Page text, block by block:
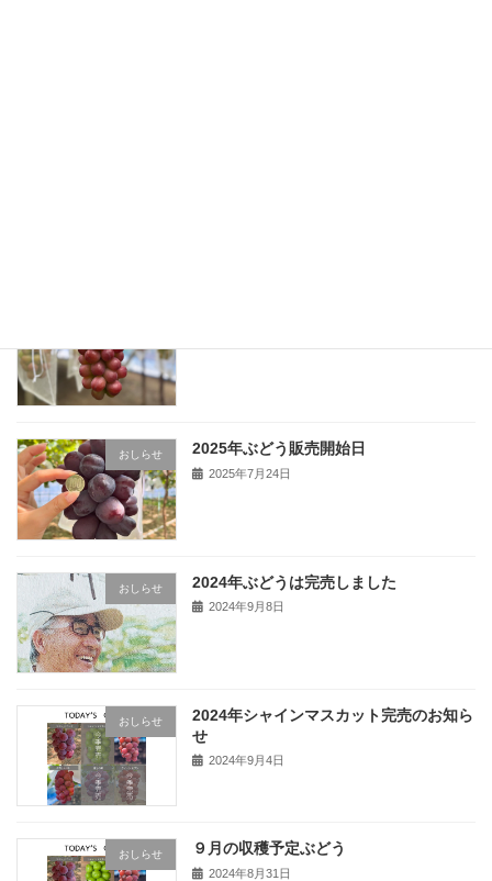
おしらせ 2025年ぶどう販売開始日
2025年7月24日
おしらせ 2024年ぶどうは完売しました
2024年9月8日
おしらせ
2024年シャインマスカット完売のお知ら
せ
2024年9月4日
おしらせ ９月の収穫予定ぶどう
2024年8月31日